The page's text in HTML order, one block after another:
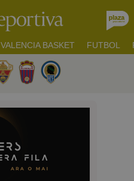
VALENCIA BASKET FUTBOL